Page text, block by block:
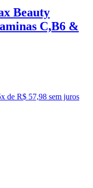
Beauty
C,B6 &
x de R$ 57,98 sem juros